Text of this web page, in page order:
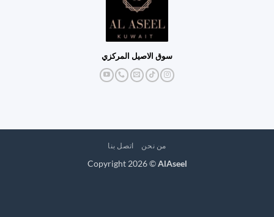
سوق الاصيل المركزي
من نحن اتصل بنا
Copyright 2026 ©AlAseel